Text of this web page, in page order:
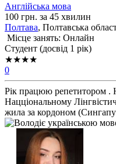
Англійська мова
100 грн. за 45 хвилин
Полтава, Полтавська
Місце занять: Онлайн
Cтудент (досвід 1 рік)
★★★★
0
Рік працюю репетитором .
Нацціональному
жила за кордоном